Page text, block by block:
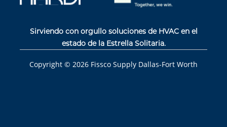
Sirviendo con orgullo soluciones de HVAC en el
estado de la Estrella Solitaria.
Copyright © 2026 Fissco Supply Dallas-Fort Worth